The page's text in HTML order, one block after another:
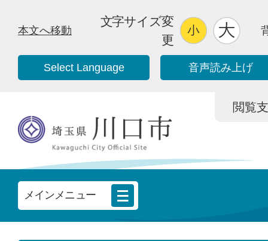
本文へ移動
文字サイズ変
更
Select Language 音声読み上げ
閲覧
メインメニュー